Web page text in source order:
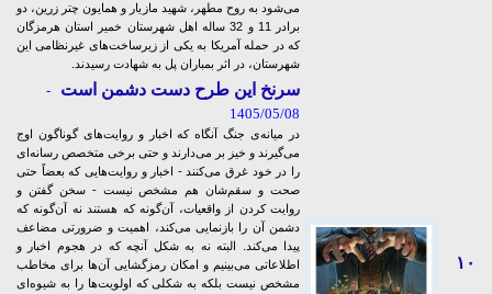
می‌شود به روح مطهر، شهید مازیار و همایون چتر زرین، دو
برادر 11 و 32 ساله اهل شهرستان خمیر استان هرمزگان
که در حمله آمریکا به یکی از زیرساخت‌های غیرنظامی این
شهرستان، در اثر بمباران پل به شهادت رسیدند.
۱۰
سرنخ این طرح دست دشمن است
-
1405/05/08
در میانه‌ی جنگ آنگاه که اخبار و روایت‌های گوناگون اوج
می‌گیرند و خیز بر می‌دارند و حتی برخی متخصص رسانه‌ای
را در خود غرق می‌کنند - اخبار و روایت‌هایی که بعضاً حتی
صحت و سقم‌شان هم مشخص نیست - سخن گفتن و
روایت کردن از واقعیات، آن‌گونه که هستند نه آن‌گونه که
دشمن آن را بازنمایی می‌کند، اهمیت و ضرورتی مضاعف
پیدا می‌کند. البته نه به شکل آنچه که در هجوم اخبار و
اطلاعاتی می‌بینیم و امکان رمزگشایی‌ آن‌ها برای مخاطب
مشخص نیست بلکه به شکلی که اولویت‌ها را به شیوه‌ای